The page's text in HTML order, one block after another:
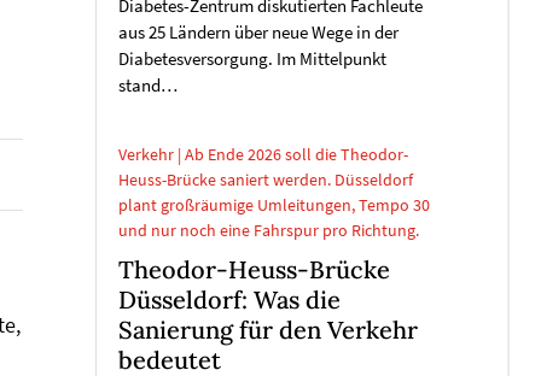
Diabetes-Zentrum diskutierten Fachleute
aus 25 Ländern über neue Wege in der
Diabetesversorgung. Im Mittelpunkt
stand…
Verkehr | Ab Ende 2026 soll die Theodor-
Heuss-Brücke saniert werden. Düsseldorf
plant großräumige Umleitungen, Tempo 30
und nur noch eine Fahrspur pro Richtung.
Theodor-Heuss-Brücke
Düsseldorf: Was die
Sanierung für den Verkehr
bedeutet